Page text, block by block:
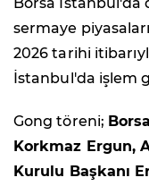
sermaye
2026 tarihi
İstanbul'da işlem
Gong töreni;
Korkmaz Ergun,
Kurulu Başkanı